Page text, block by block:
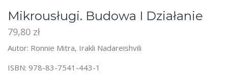
Mikrousługi. Budowa I Działanie
79,80 zł
Autor: Ronnie Mitra, Irakli Nadareishvili
ISBN: 978-83-7541-443-1